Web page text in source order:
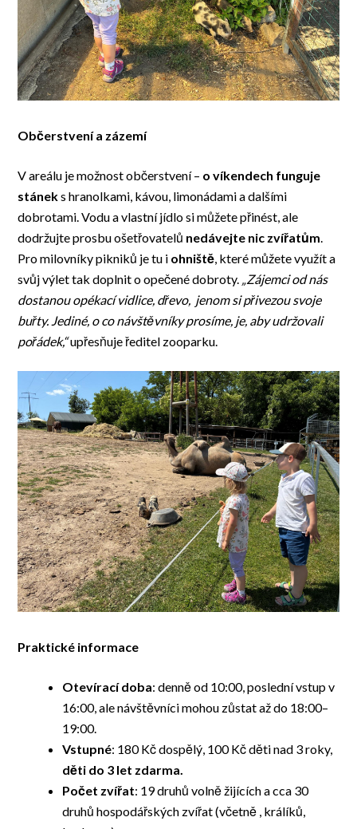
Občerstvení a zázemí
V areálu je možnost občerstvení – o víkendech funguje
stáneks hranolkami, kávou, limonádami a dalšími
dobrotami. Vodu a vlastní jídlo si můžete přinést, ale
dodržujte prosbu ošetřovatelů nedávejte nic zvířatům.
Pro milovníky pikniků je tu i ohniště, které můžete využít a
svůj výlet tak doplnit o opečené dobroty. „Zájemci od nás
dostanou opékací vidlice, dřevo, jenom si přivezou svoje
buřty. Jediné, o co návštěvníky prosíme, je, aby udržovali
pořádek,“upřesňuje ředitel zooparku.
Praktické informace
Otevírací doba: denně od 10:00, poslední vstup v
16:00, ale návštěvníci mohou zůstat až do 18:00–
19:00.
Vstupné: 180 Kč dospělý, 100 Kč děti nad 3 roky,
děti do 3 let zdarma.
Počet zvířat: 19 druhů volně žijících a cca 30
druhů hospodářských zvířat (včetně , králíků,